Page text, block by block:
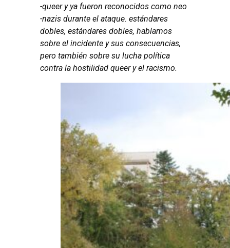
-queer y ya fueron reconocidos como neo
-nazis durante el ataque. estándares
dobles, estándares dobles, hablamos
sobre el incidente y sus consecuencias,
pero también sobre su lucha política
contra la hostilidad queer y el racismo.